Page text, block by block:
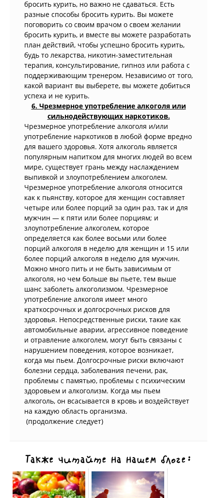
бросить курить, но важно не сдаваться. Есть
разные способы бросить курить. Вы можете
поговорить со своим врачом о своем желании
бросить курить, и вместе вы можете разработать
план действий, чтобы успешно бросить курить,
будь то лекарства, никотин-заместительная
терапия, консультирование, гипноз или работа с
поддерживающим тренером. Независимо от того,
какой вариант вы выберете, вы можете добиться
успеха и не курить.
6. Чрезмерное употребление алкоголя или
сильнодействующих наркотиков.
Чрезмерное употребление алкоголя и/или
употребление наркотиков в любой форме вредно
для вашего здоровья. Хотя алкоголь является
популярным напитком для многих людей во всем
мире, существует грань между наслаждением
выпивкой и злоупотреблением алкоголем.
Чрезмерное употребление алкоголя относится
как к пьянству, которое для женщин составляет
четыре или более порций за один раз, так и для
мужчин — к пяти или более порциям; и
злоупотребление алкоголем, которое
определяется как более восьми или более
порций алкоголя в неделю для женщин и 15 или
более порций алкоголя в неделю для мужчин.
Можно много пить и не быть зависимым от
алкоголя, но чем больше вы пьете, тем выше
шанс заболеть алкоголизмом. Чрезмерное
употребление алкоголя имеет много
краткосрочных и долгосрочных рисков для
здоровья. Непосредственные риски, такие как
автомобильные аварии, агрессивное поведение
и отравление алкоголем, могут быть связаны с
нарушением поведения, которое возникает,
когда мы пьем. Долгосрочные риски включают
болезни сердца, заболевания печени, рак,
проблемы с памятью, проблемы с психическим
здоровьем и алкоголизм. Когда мы пьем
алкоголь, он всасывается в кровь и воздействует
на каждую область организма.
(продолжение следует)
Также читайте на нашем блоге: